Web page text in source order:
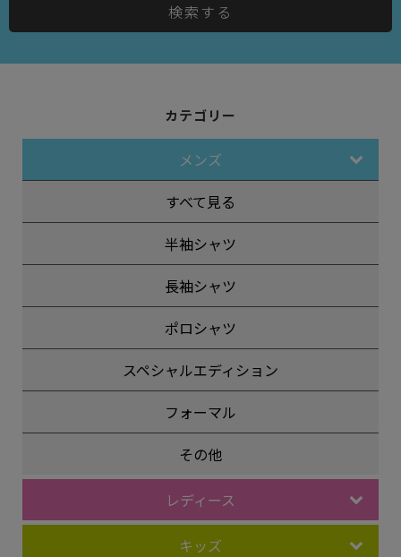
検索する
カテゴリー
メンズ
すべて見る
半袖シャツ
長袖シャツ
ポロシャツ
スペシャルエディション
フォーマル
その他
レディース
キッズ